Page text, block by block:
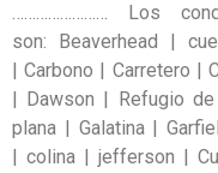
…………………… Los
son: Beaverhead |
| Carbono | Carretero |
| Dawson | Refugio
plana | Galatina |
| colina | jefferson |